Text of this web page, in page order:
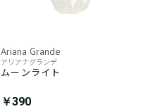
Ariana Grande
アリアナグランデ
ムーンライト
￥390